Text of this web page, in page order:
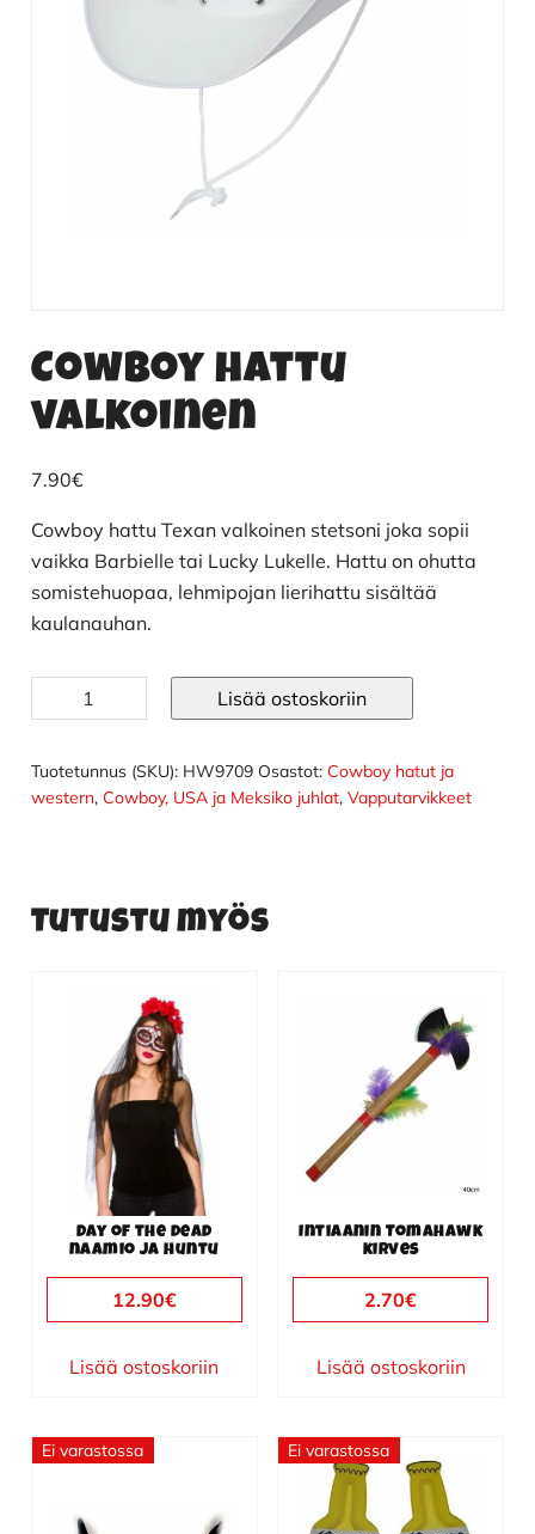
Cowboy hattu
valkoinen
7.90€
Cowboy hattu Texan valkoinen stetsoni joka sopii
vaikka Barbielle tai Lucky Lukelle. Hattu on ohutta
somistehuopaa, lehmipojan lierihattu sisältää
kaulanauhan.
Cowboy
hattu
määrä
Lisää ostoskoriin
Tuotetunnus (SKU): HW9709 Osastot: Cowboy hatut ja
western, Cowboy, USA ja Meksiko juhlat, Vapputarvikkeet
Tutustu myös
Day of the dead
naamio ja huntu
12.90€
Lisää ostoskoriin
Intiaanin Tomahawk
kirves
2.70€
Lisää ostoskoriin
Ei varastossa Ei varastossa